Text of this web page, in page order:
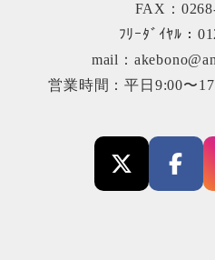
FAX：
ﾌﾘｰﾀﾞｲﾔﾙ：
mail：
営業時間：平日9:00〜